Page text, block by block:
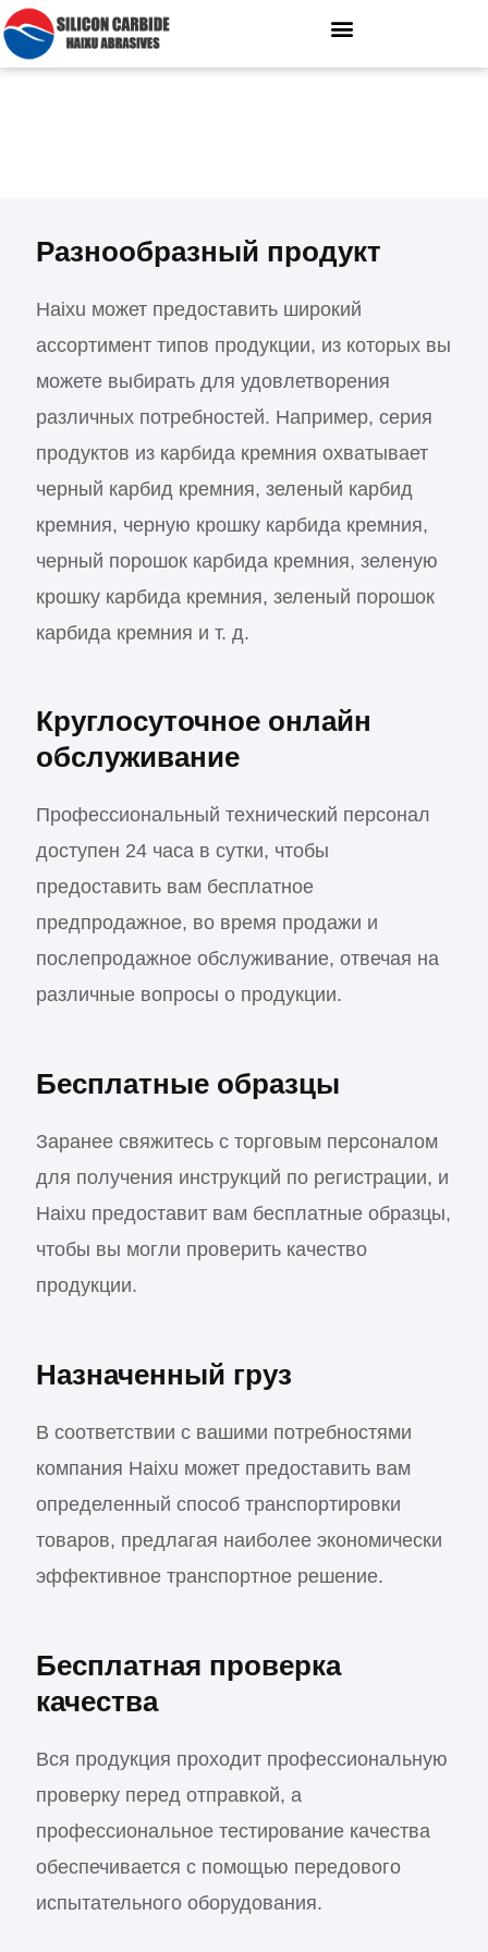
Разнообразный продукт
Haixu может предоставить широкий
ассортимент типов продукции, из которых вы
можете выбирать для удовлетворения
различных потребностей. Например, серия
продуктов из карбида кремния охватывает
черный карбид кремния, зеленый карбид
кремния, черную крошку карбида кремния,
черный порошок карбида кремния, зеленую
крошку карбида кремния, зеленый порошок
карбида кремния и т. д.
Круглосуточное онлайн
обслуживание
Профессиональный технический персонал
доступен 24 часа в сутки, чтобы
предоставить вам бесплатное
предпродажное, во время продажи и
послепродажное обслуживание, отвечая на
различные вопросы о продукции.
Бесплатные образцы
Заранее свяжитесь с торговым персоналом
для получения инструкций по регистрации, и
Haixu предоставит вам бесплатные образцы,
чтобы вы могли проверить качество
продукции.
Назначенный груз
В соответствии с вашими потребностями
компания Haixu может предоставить вам
определенный способ транспортировки
товаров, предлагая наиболее экономически
эффективное транспортное решение.
Бесплатная проверка
качества
Вся продукция проходит профессиональную
проверку перед отправкой, а
профессиональное тестирование качества
обеспечивается с помощью передового
испытательного оборудования.